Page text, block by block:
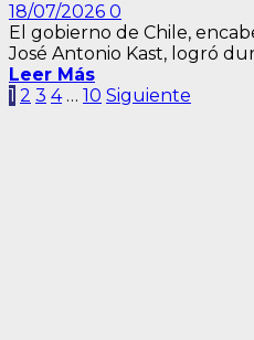
18/07/2026 0
El gobierno de Chile,
José Antonio Kast, logró
Leer Más
Paginación
1 2 3 4 … 10 Siguiente